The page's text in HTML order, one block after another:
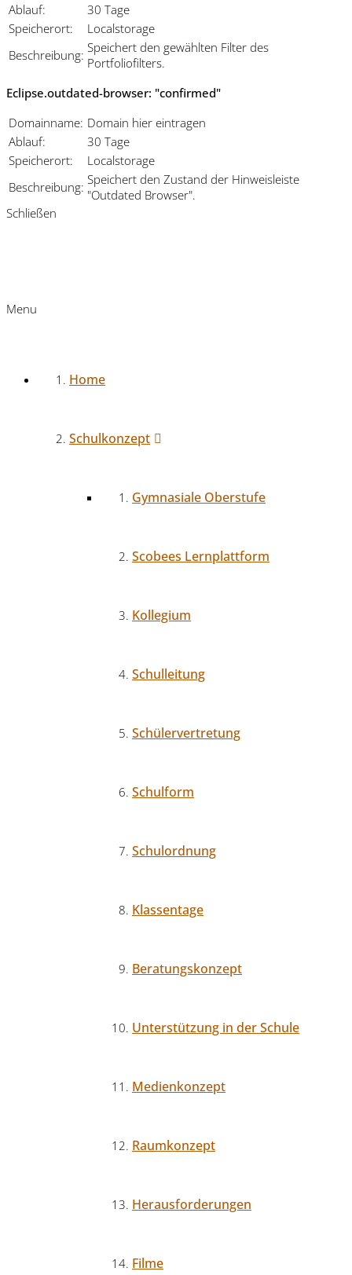
Ablauf:
30 Tage
Speicherort:
Localstorage
Beschreibung: Speichert den gewählten Filter des
Portfoliofilters.
Eclipse.outdated-browser: "confirmed"
Domainname: Domain hier eintragen
Ablauf:
30 Tage
Speicherort:
Localstorage
Beschreibung: Speichert den Zustand der Hinweisleiste
"Outdated Browser".
Schließen
Menu
Home
Schulkonzept
Gymnasiale Oberstufe
Scobees Lernplattform
Kollegium
Schulleitung
Schülervertretung
Schulform
Schulordnung
Klassentage
Beratungskonzept
Unterstützung in der Schule
Medienkonzept
Raumkonzept
Herausforderungen
Filme